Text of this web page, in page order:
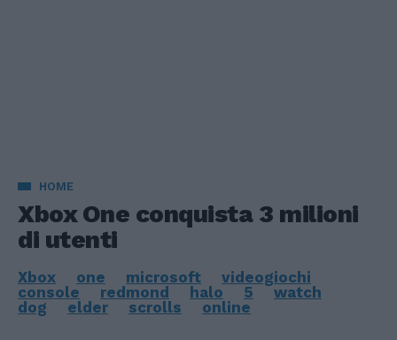
HOME
Xbox One conquista 3 milioni
di utenti
Xbox one microsoft
videogiochi
console
redmond halo 5
watch
dog
elder scrolls online